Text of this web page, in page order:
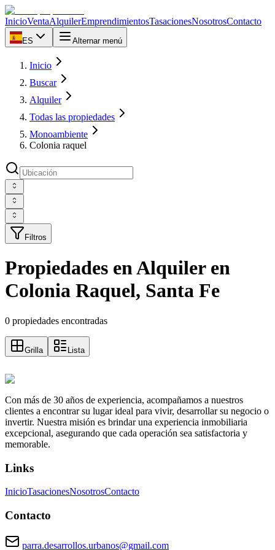
InicioVentaAlquilerEmprendimientosTasacionesNosotrosContacto
ES Alternar menú
Inicio
Buscar
Alquiler
Todas las propiedades
Monoambiente
Colonia raquel
Filtros
Propiedades en Alquiler en
Colonia Raquel, Santa Fe
0 propiedades encontradas
Grilla Lista
Con más de 30 años de experiencia, acompañamos a nuestros
clientes a encontrar su lugar ideal para vivir, desarrollar su negocio o
invertir. Nuestra misión es brindar una experiencia inmobiliaria
excepcional, asegurando que cada operación sea satisfactoria y
memorable.
Links
InicioTasacionesNosotrosContacto
Contacto
parra.desarrollos.urbanos@gmail.com